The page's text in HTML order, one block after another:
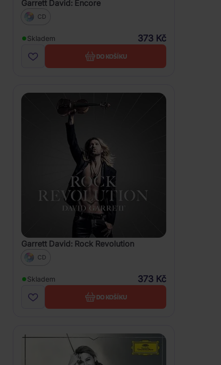
Garrett David: Encore
CD
Skladem 373 Kč
DO KOŠÍKU
Garrett David: Rock Revolution
CD
Skladem 373 Kč
DO KOŠÍKU